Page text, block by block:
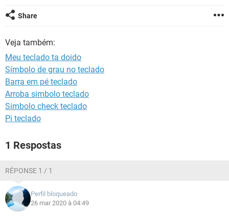
Share
Veja também:
Meu teclado ta doido
Símbolo de grau no teclado
Barra em pé teclado
Arroba simbolo teclado
Simbolo check teclado
Pi teclado
1 Respostas
RÉPONSE 1 / 1
Perfil bloqueado
26 mar 2020 à 04:49